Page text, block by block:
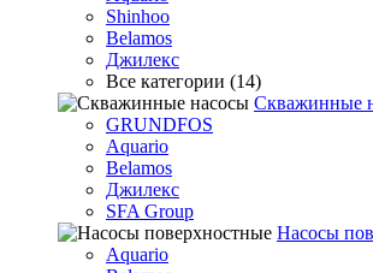
Shinhoo
Belamos
Джилекс
Все категории (14)
Скважинные
GRUNDFOS
Aquario
Belamos
Джилекс
SFA Group
Насосы
Aquario